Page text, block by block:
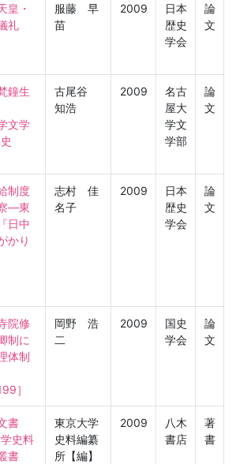
皇・
礼
服藤 早
苗
2009
日本
歴史
学会
論
文
鐘生
文学
古尾谷
知浩
2009
名古
屋大
学文
学部
論
文
制度
―東
日中
かり
志村 佳
名子
2009
日本
歴史
学会
論
文
院修
制に
体制
］
岡野 浩
二
2009
国史
学会
論
文
書
史料
書
東京大学
史料編纂
所【編】
2009
八木
書店
著
書